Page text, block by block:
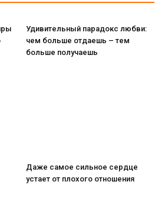
Удивительный парадокс любви:
чем больше отдаешь – тем
больше получаешь
Даже самое сильное сердце
устает от плохого отношения